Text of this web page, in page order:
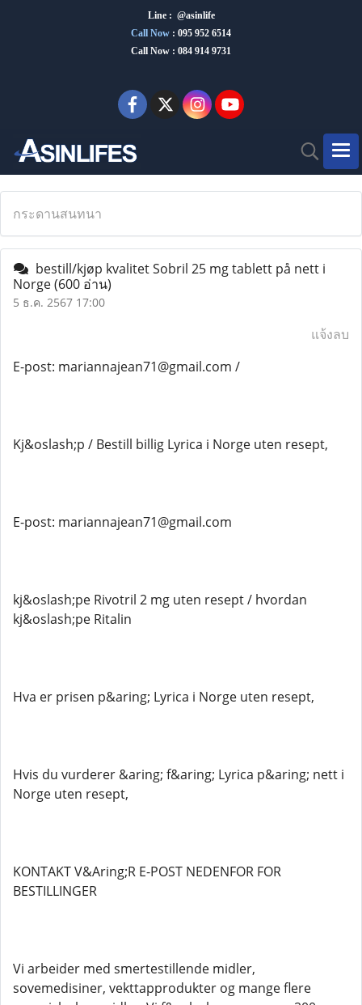
Line : @asinlife
Call Now : 095 952 6514
Call Now : 084 914 9731
กระดานสนทนา
bestill/kjøp kvalitet Sobril 25 mg tablett på nett i
Norge(600 อ่าน)
5 ธ.ค. 2567 17:00
แจ้งลบ
E-post: mariannajean71@gmail.com /
Kj&oslash;p / Bestill billig Lyrica i Norge uten resept,
E-post: mariannajean71@gmail.com
kj&oslash;pe Rivotril 2 mg uten resept / hvordan
kj&oslash;pe Ritalin
Hva er prisen p&aring; Lyrica i Norge uten resept,
Hvis du vurderer &aring; f&aring; Lyrica p&aring; nett i
Norge uten resept,
KONTAKT V&Aring;R E-POST NEDENFOR FOR
BESTILLINGER
Vi arbeider med smertestillende midler,
sovemedisiner, vekttapprodukter og mange flere